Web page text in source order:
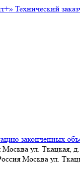
Технический
законченных
Москва ул. Ткацкая,
Москва ул.